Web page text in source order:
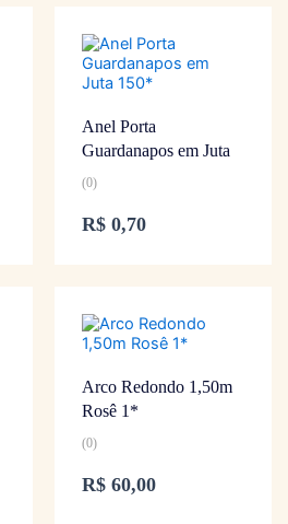
Anel Porta
Guardanapos em Juta
(0)
R$ 0,70
Arco Redondo 1,50m
Rosê 1*
(0)
R$ 60,00